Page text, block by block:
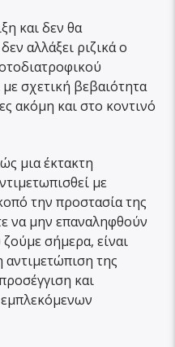
και δεν θα
αλλάξει ριζικά ο
σχετική βεβαιότητα
ακόμη και στο κοντινό
μια έκτακτη
με
την προστασία της
να μην επαναληφθούν
σήμερα, είναι
αντιμετώπιση της
και